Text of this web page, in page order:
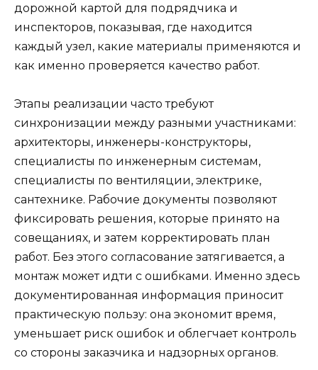
дорожной картой для подрядчика и
инспекторов, показывая, где находится
каждый узел, какие материалы применяются и
как именно проверяется качество работ.
Этапы реализации часто требуют
синхронизации между разными участниками:
архитекторы, инженеры-конструкторы,
специалисты по инженерным системам,
специалисты по вентиляции, электрике,
сантехнике. Рабочие документы позволяют
фиксировать решения, которые принято на
совещаниях, и затем корректировать план
работ. Без этого согласование затягивается, а
монтаж может идти с ошибками. Именно здесь
документированная информация приносит
практическую пользу: она экономит время,
уменьшает риск ошибок и облегчает контроль
со стороны заказчика и надзорных органов.